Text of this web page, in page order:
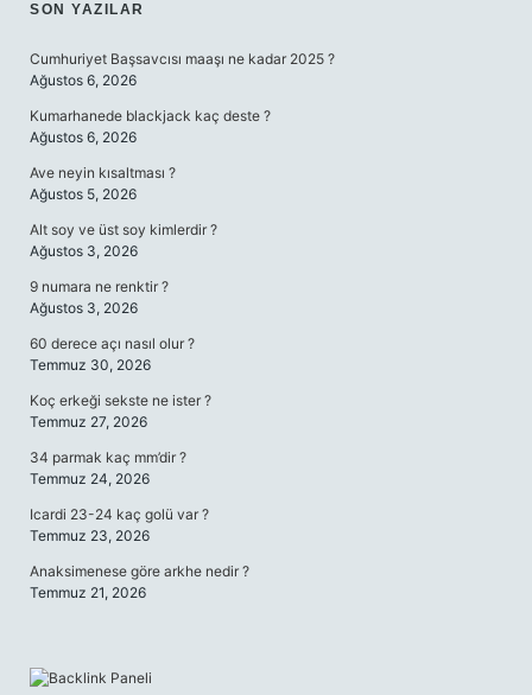
SIDEBAR
SON YAZILAR
Cumhuriyet Başsavcısı maaşı ne kadar 2025 ?
Ağustos 6, 2026
Kumarhanede blackjack kaç deste ?
Ağustos 6, 2026
Ave neyin kısaltması ?
Ağustos 5, 2026
Alt soy ve üst soy kimlerdir ?
Ağustos 3, 2026
9 numara ne renktir ?
Ağustos 3, 2026
60 derece açı nasıl olur ?
Temmuz 30, 2026
Koç erkeği sekste ne ister ?
Temmuz 27, 2026
34 parmak kaç mm’dir ?
Temmuz 24, 2026
Icardi 23-24 kaç golü var ?
Temmuz 23, 2026
Anaksimenese göre arkhe nedir ?
Temmuz 21, 2026